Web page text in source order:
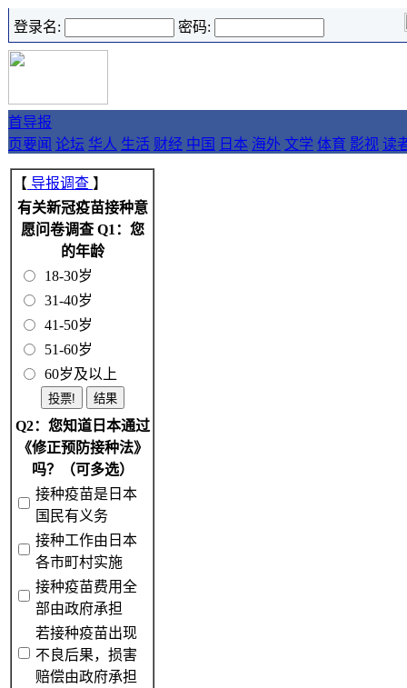
登录名: 密码:
首
页
导报
要闻 论坛 华人 生活 财经 中国 日本 海外 文学 体育 影视 读
【 导报调查 】
有关新冠疫苗接种意
愿问卷调查 Q1：您
的年龄
18-30岁
31-40岁
41-50岁
51-60岁
60岁及以上
Q2：您知道日本通过
《修正预防接种法》
吗？（可多选）
接种疫苗是日本
国民有义务
接种工作由日本
各市町村实施
接种疫苗费用全
部由政府承担
若接种疫苗出现
不良后果，损害
赔偿由政府承担